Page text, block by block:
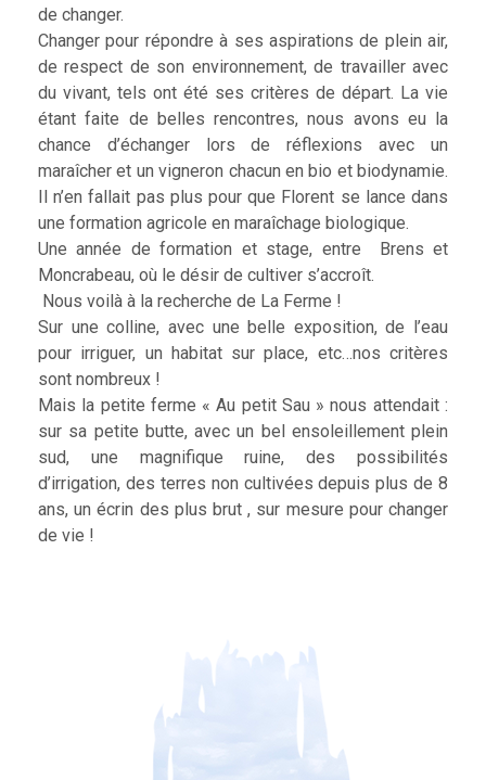
de changer.
Changer pour répondre à ses aspirations de plein air,
de respect de son environnement, de travailler avec
du vivant, tels ont été ses critères de départ. La vie
étant faite de belles rencontres, nous avons eu la
chance d’échanger lors de réflexions avec un
maraîcher et un vigneron chacun en bio et biodynamie.
Il n’en fallait pas plus pour que Florent se lance dans
une formation agricole en maraîchage biologique.
Une année de formation et stage, entre Brens et
Moncrabeau, où le désir de cultiver s’accroît.
Nous voilà à la recherche de La Ferme !
Sur une colline, avec une belle exposition, de l’eau
pour irriguer, un habitat sur place, etc…nos critères
sont nombreux !
Mais la petite ferme « Au petit Sau » nous attendait :
sur sa petite butte, avec un bel ensoleillement plein
sud, une magnifique ruine, des possibilités
d’irrigation, des terres non cultivées depuis plus de 8
ans, un écrin des plus brut , sur mesure pour changer
de vie !